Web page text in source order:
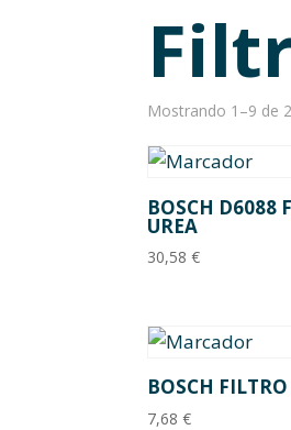
Mostrando 1–9 de
BOSCH D6088
UREA
30,58€
BOSCH
7,68€